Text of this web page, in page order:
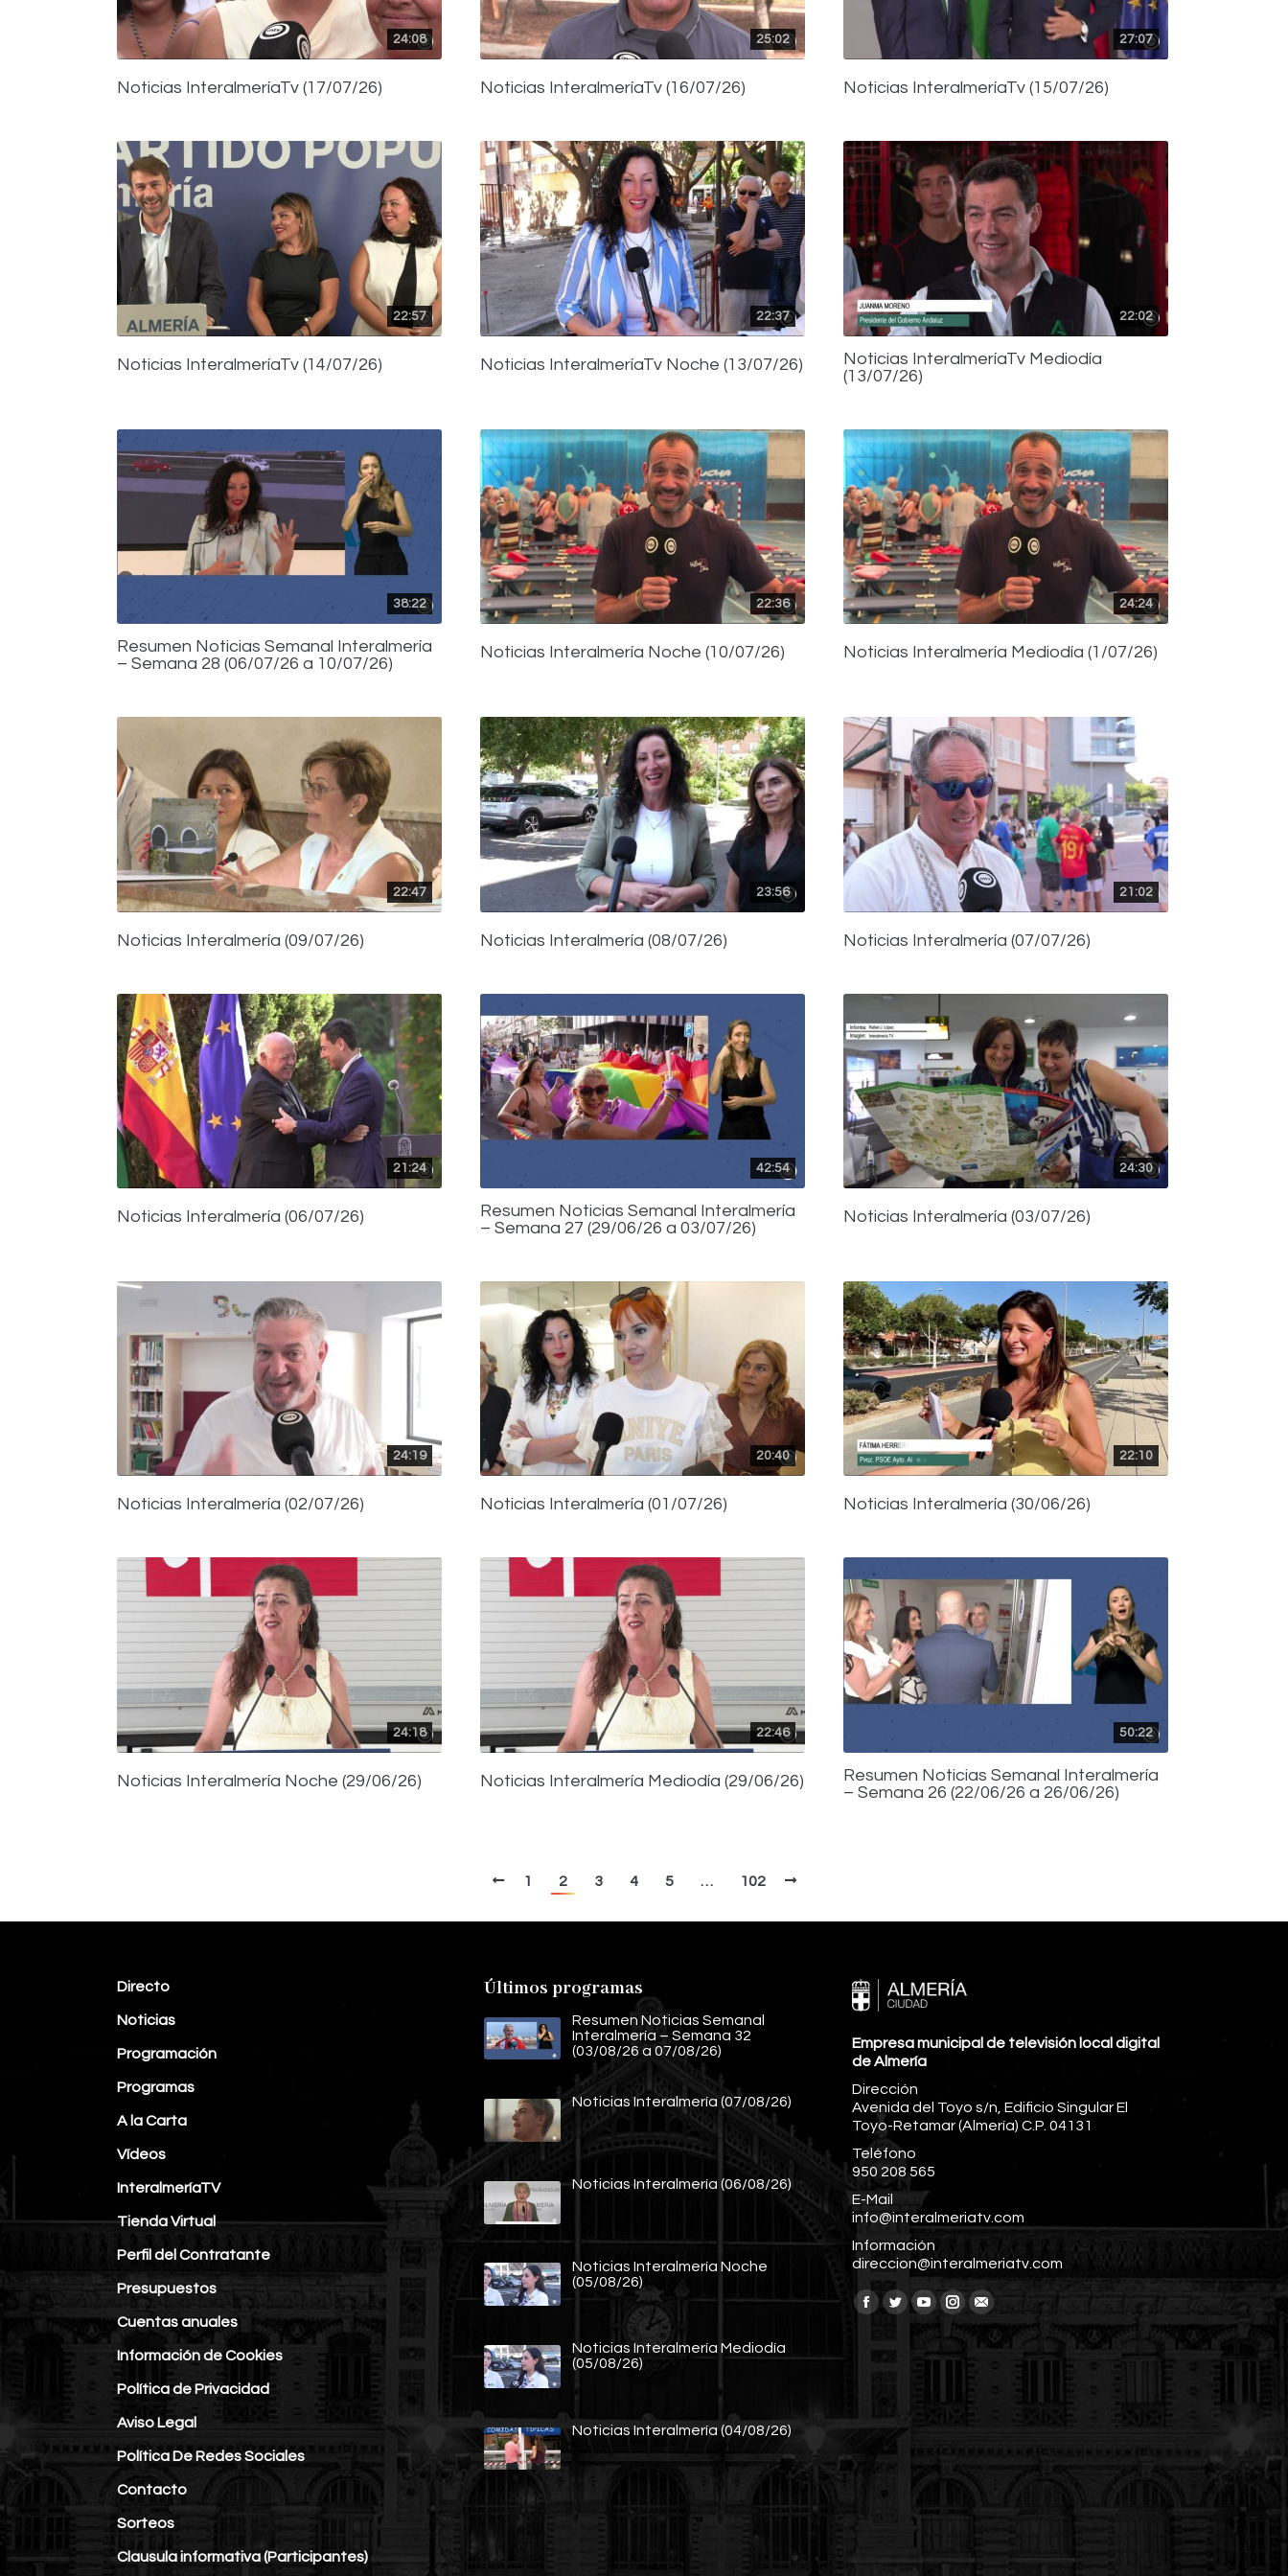
24:08
Noticias InteralmeríaTv (17/07/26)
25:02
Noticias InteralmeríaTv (16/07/26)
27:07
Noticias InteralmeríaTv (15/07/26)
22:57
Noticias InteralmeríaTv (14/07/26)
22:37
Noticias InteralmeríaTv Noche (13/07/26)
22:02
Noticias InteralmeríaTv Mediodía
(13/07/26)
38:22
Resumen Noticias Semanal Interalmería
– Semana 28 (06/07/26 a 10/07/26)
22:36
Noticias Interalmería Noche (10/07/26)
24:24
Noticias Interalmería Mediodía (1/07/26)
22:47
Noticias Interalmería (09/07/26)
23:56
Noticias Interalmería (08/07/26)
21:02
Noticias Interalmería (07/07/26)
21:24
Noticias Interalmería (06/07/26)
42:54
Resumen Noticias Semanal Interalmería
– Semana 27 (29/06/26 a 03/07/26)
24:30
Noticias Interalmería (03/07/26)
24:19
Noticias Interalmería (02/07/26)
20:40
Noticias Interalmería (01/07/26)
22:10
Noticias Interalmería (30/06/26)
24:18
Noticias Interalmería Noche (29/06/26)
22:46
Noticias Interalmería Mediodía (29/06/26)
50:22
Resumen Noticias Semanal Interalmería
– Semana 26 (22/06/26 a 26/06/26)
1 2 3 4 5 … 102
Directo
Noticias
Programación
Programas
A la Carta
Vídeos
InteralmeríaTV
Tienda Virtual
Perfil del Contratante
Presupuestos
Cuentas anuales
Información de Cookies
Política de Privacidad
Aviso Legal
Política De Redes Sociales
Contacto
Sorteos
Clausula informativa (Participantes)
Últimos programas
Resumen Noticias Semanal
Interalmería – Semana 32
(03/08/26 a 07/08/26)
Noticias Interalmería (07/08/26)
Noticias Interalmería (06/08/26)
Noticias Interalmería Noche
(05/08/26)
Noticias Interalmería Mediodía
(05/08/26)
Noticias Interalmería (04/08/26)
Empresa municipal de televisión local digital
de Almería
Dirección
Avenida del Toyo s/n, Edificio Singular El
Toyo-Retamar (Almería) C.P. 04131
Teléfono
950 208 565
E-Mail
info@interalmeriatv.com
Información
direccion@interalmeriatv.com
Encuéntranos en:
Facebook
TwitterYouTube
Instagram
Mail